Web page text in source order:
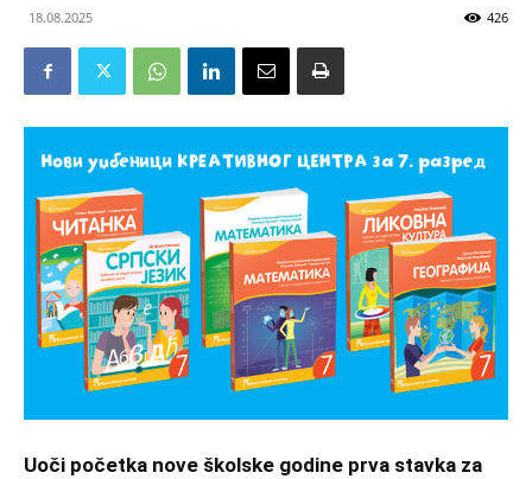
18.08.2025 426
Uoči početka nove školske godine prva stavka za